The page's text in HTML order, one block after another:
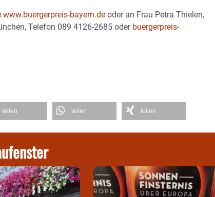
www.buergerpreis-bayern.de oder an Frau Petra Thielen,
Telefon 089 4126-2685 oder buergerpreis-
teilen teilen teilen